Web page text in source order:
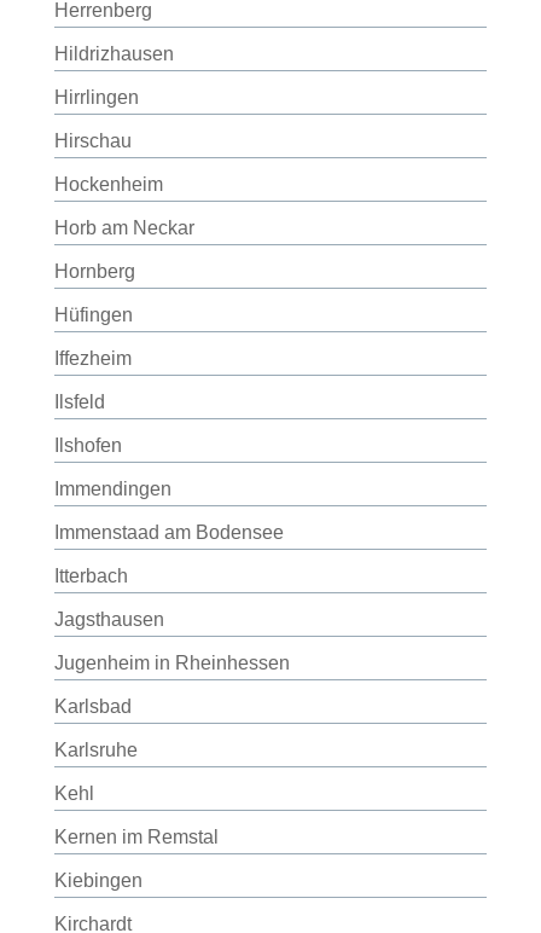
Herrenberg
Hildrizhausen
Hirrlingen
Hirschau
Hockenheim
Horb am Neckar
Hornberg
Hüfingen
Iffezheim
Ilsfeld
Ilshofen
Immendingen
Immenstaad am Bodensee
Itterbach
Jagsthausen
Jugenheim in Rheinhessen
Karlsbad
Karlsruhe
Kehl
Kernen im Remstal
Kiebingen
Kirchardt